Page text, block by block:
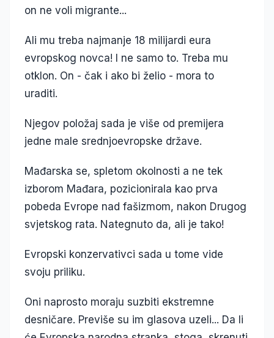
on ne voli migrante...
Ali mu treba najmanje 18 milijardi eura
evropskog novca! I ne samo to. Treba mu
otklon. On - čak i ako bi želio - mora to
uraditi.
Njegov položaj sada je više od premijera
jedne male srednjoevropske države.
Mađarska se, spletom okolnosti a ne tek
izborom Mađara, pozicionirala kao prva
pobeda Evrope nad fašizmom, nakon Drugog
svjetskog rata. Nategnuto da, ali je tako!
Evropski konzervativci sada u tome vide
svoju priliku.
Oni naprosto moraju suzbiti ekstremne
desničare. Previše su im glasova uzeli... Da li